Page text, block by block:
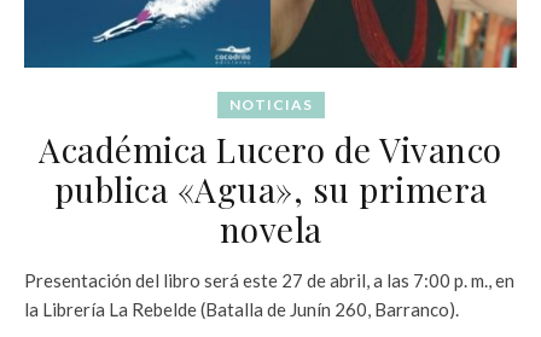
NOTICIAS
Académica Lucero de Vivanco
publica «Agua», su primera
novela
Presentación del libro será este 27 de abril, a las 7:00 p. m., en
la Librería La Rebelde (Batalla de Junín 260, Barranco).